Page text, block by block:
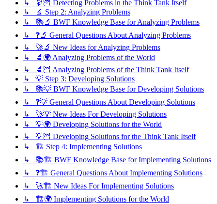
↳ 🔭🦉 Detecting Problems in the Think Tank Itself
↳ 🔬 Step 2: Analyzing Problems
↳ 📚🔬 BWF Knowledge Base for Analyzing Problems
↳ ❓🔬 General Questions About Analyzing Problems
↳ 🚀🔬 New Ideas for Analyzing Problems
↳ 🔬🌍 Analyzing Problems of the World
↳ 🔬🦉 Analyzing Problems of the Think Tank Itself
↳ 💡 Step 3: Developing Solutions
↳ 📚💡 BWF Knowledge Base for Developing Solutions
↳ ❓💡 General Questions About Developing Solutions
↳ 🚀💡 New Ideas For Developing Solutions
↳ 💡🌍 Developing Solutions for the World
↳ 💡🦉 Developing Solutions for the Think Tank Itself
↳ 🏗️ Step 4: Implementing Solutions
↳ 📚🏗️ BWF Knowledge Base for Implementing Solutions
↳ ❓🏗️ General Questions About Implementing Solutions
↳ 🚀🏗️ New Ideas For Implementing Solutions
↳ 🏗️🌍 Implementing Solutions for the World